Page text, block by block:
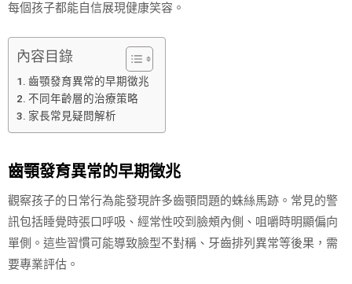
每個孩子都能自信展現健康笑容。
內容目錄
齒顎發育異常的早期徵兆
不同年齡層的治療策略
家長常見疑問解析
齒顎發育異常的早期徵兆
觀察孩子的日常行為能發現許多齒顎問題的蛛絲馬跡。常見的警
訊包括睡覺時張口呼吸、經常性咬到臉頰內側、咀嚼時明顯偏向
單側。這些習慣可能導致臉型不對稱、牙齒排列異常等後果，需
要專業評估。